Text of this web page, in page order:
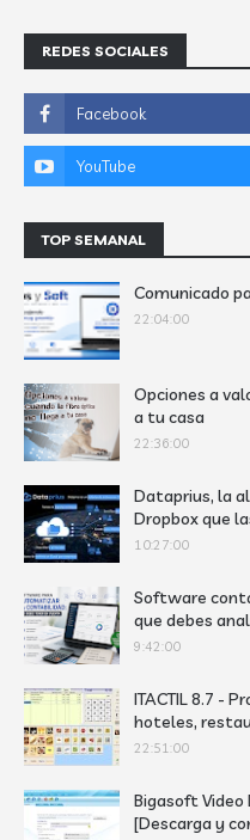
REDES SOCIALES
TOP SEMANAL
Comunicado
22:04:00
Opciones a
a tu casa
22:36:00
Dataprius, la
Dropbox que
10:27:00
Software
que debes
9:42:00
ITACTIL 8.7 -
hoteles,
22:51:00
Bigasoft Video
[Descarga y